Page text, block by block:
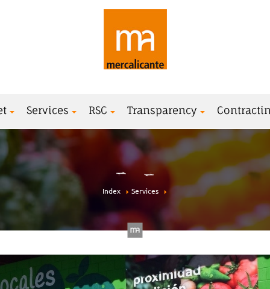
Services RSC Transparency
Index Services